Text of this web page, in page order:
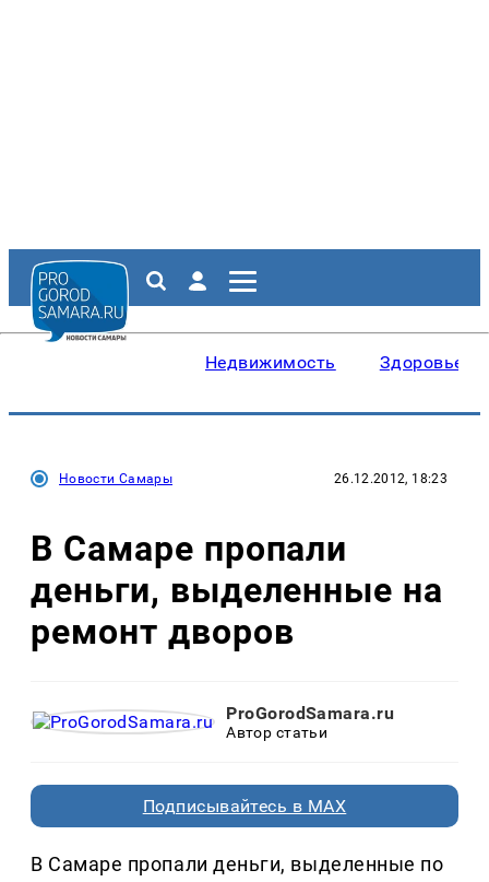
Недвижимость Здоровье
Новости Самары 26.12.2012, 18:23
В Самаре пропали
деньги, выделенные на
ремонт дворов
ProGorodSamara.ru
Автор статьи
Подписывайтесь в MAX
В Самаре пропали деньги, выделенные по